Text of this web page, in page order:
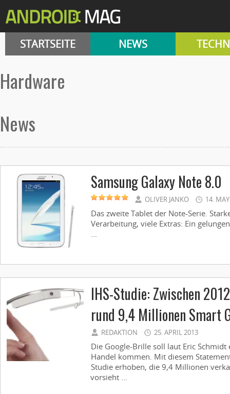
STARTSEITE NEWS
hardware
News
Samsung Galaxy Note 8.0
OLIVER JANKO 14.
Das zweite Tablet der Note-Serie.
Verarbeitung, viele Extras: Ein
...
IHS-Studie: Zwischen
rund 9,4 Millionen Smart
REDAKTION 25. APRIL 2013
Die Google-Brille soll laut Eric Schmidt
Handel kommen. Mit diesem
Studie erhoben, die 9,4 Millionen
vorsieht ...